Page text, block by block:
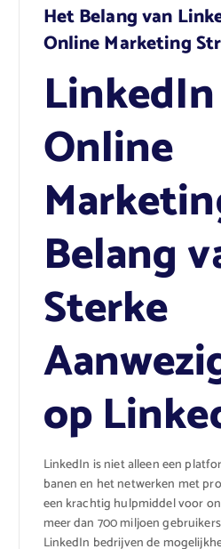
Het Belang van
Online Marketing
LinkedIn
Online
Belang
Sterke
op
LinkedIn is niet alleen een
banen en het netwerken met
een krachtig hulpmiddel voor
meer dan 700 miljoen
LinkedIn bedrijven de